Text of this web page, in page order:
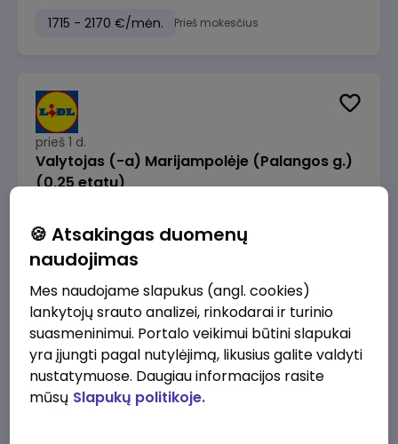
1715 - 2170 €/mėn. Prieš mokesčius
prieš 1 d.
Valytojas (-a) Marijampolėje (Palangos g.)
(0,25 etatu)
289 - 337 €/mėn. Prieš mokesčius
prieš 1 d.
Talent Development Project Manager (fixed
term - 1.5 years)
🍪 Atsakingas duomenų
naudojimas
Mes naudojame slapukus (angl. cookies)
lankytojų srauto analizei, rinkodarai ir turinio
suasmeninimui. Portalo veikimui būtini slapukai
yra įjungti pagal nutylėjimą, likusius galite valdyti
nustatymuose. Daugiau informacijos rasite
mūsų Slapukų politikoje.